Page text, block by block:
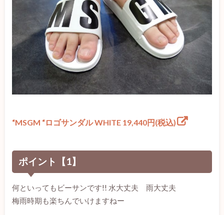
“MSGM “ロゴサンダル WHITE 19,440円(税込)
ポイント【1】
何といってもビーサンです!! 水大丈夫 雨大丈夫
梅雨時期も楽ちんでいけますねー